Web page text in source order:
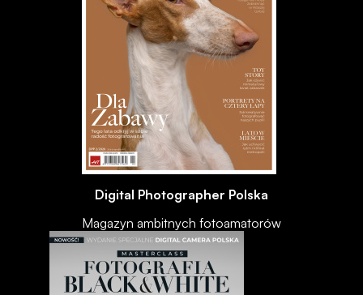
Digital Photographer Polska
Magazyn ambitnych fotoamatorów